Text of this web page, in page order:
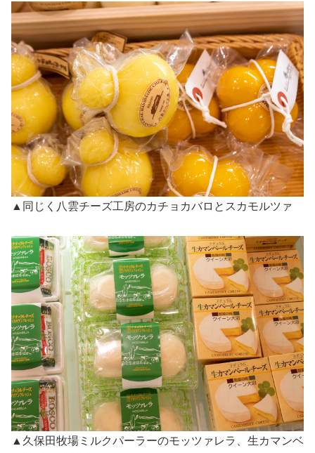
▲同じく八雲チーズ工房のカチョカバロとスカモルツァ
▲久保田牧場ミルクパーラーのモッツァレラ、生カマンベ